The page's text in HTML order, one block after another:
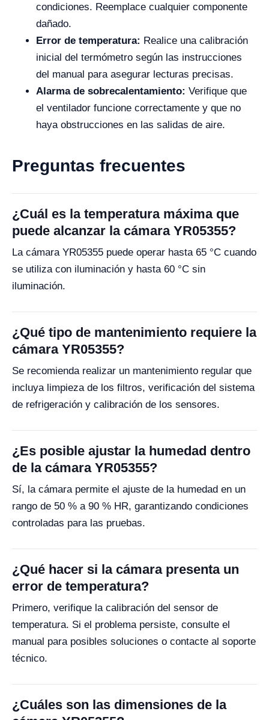
condiciones. Reemplace cualquier componente
dañado.
Error de temperatura: Realice una calibración
inicial del termómetro según las instrucciones
del manual para asegurar lecturas precisas.
Alarma de sobrecalentamiento: Verifique que
el ventilador funcione correctamente y que no
haya obstrucciones en las salidas de aire.
Preguntas frecuentes
¿Cuál es la temperatura máxima que
puede alcanzar la cámara YR05355?
La cámara YR05355 puede operar hasta 65 °C cuando
se utiliza con iluminación y hasta 60 °C sin
iluminación.
¿Qué tipo de mantenimiento requiere la
cámara YR05355?
Se recomienda realizar un mantenimiento regular que
incluya limpieza de los filtros, verificación del sistema
de refrigeración y calibración de los sensores.
¿Es posible ajustar la humedad dentro
de la cámara YR05355?
Sí, la cámara permite el ajuste de la humedad en un
rango de 50 % a 90 % HR, garantizando condiciones
controladas para las pruebas.
¿Qué hacer si la cámara presenta un
error de temperatura?
Primero, verifique la calibración del sensor de
temperatura. Si el problema persiste, consulte el
manual para posibles soluciones o contacte al soporte
técnico.
¿Cuáles son las dimensiones de la